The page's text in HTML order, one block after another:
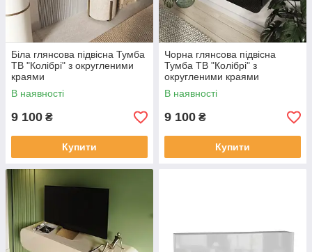
Біла глянсова підвісна Тумба
ТВ "Колібрі" з округленими
краями
В наявності
9 100 ₴
Купити
Чорна глянсова підвісна
Тумба ТВ "Колібрі" з
округленими краями
В наявності
9 100 ₴
Купити